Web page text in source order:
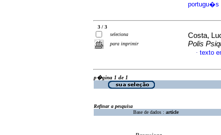
portugu�s
3 / 3
seleciona
para imprimir
Costa,
Polis
· texto
p�gina 1 de 1
Refinar a pesquisa
Base de dados : article